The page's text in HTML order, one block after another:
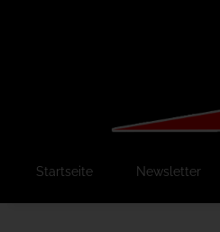
Startseite Newsletter